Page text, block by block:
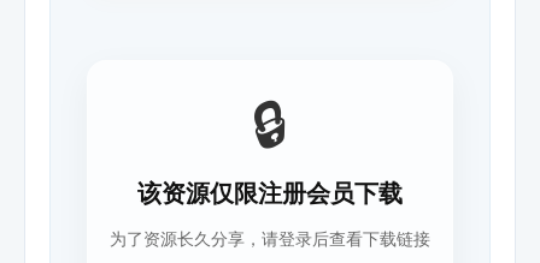
🔒
该资源仅限注册会员下载
为了资源长久分享，请登录后查看下载链接